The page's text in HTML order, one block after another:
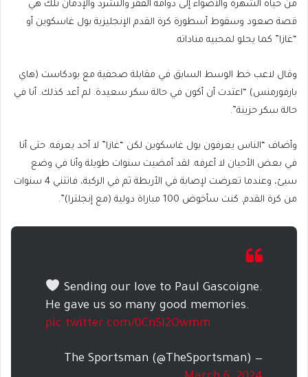
من حياة الشهرة والأضواء إلى دوامة الفقر والتشرد والإدمان تلك هي
قصة صعود وسقوط أسطورة كرة القدم الإنجليزية بول غاسكوين أو
“غازا” كما يحلو لمحبيه مناداته.
وقال لاعب خط الوسط السابق في مقابلة صحفية مع بودكاست (هاي
بارفورمنس) “اعتدت أن أكون في حالة سكر سعيدة. لم أعد كذلك. أنا في
حالة سكر حزينة”.
وأضاف “الناس يعرفون بول غاسكوين لكن “غازا” لا أحد يعرفه. حتى أنا
في بعض الأحيان لا أعرفه. لقد أمضيت سنوات طويلة وأنا في وضع
سيئ، وعندما تعرضت لإصابة في الأربطة ثم في الركبة، فاتتني 4 سنوات
من كرة القدم. كنت سأخوض 100 مباراة دولية (مع إنجلترا)”.
Sending our love to Paul Gascoigne.
He gave us so many good memories.
pic.twitter.com/0CnSI2Owmm
— The Sportsman (@TheSportsman)